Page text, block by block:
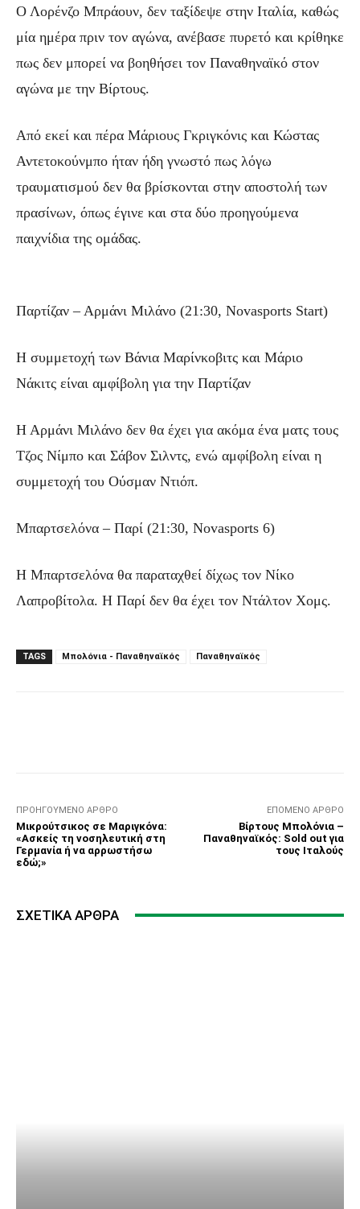
Ο Λορένζο Μπράουν, δεν ταξίδεψε στην Ιταλία, καθώς
μία ημέρα πριν τον αγώνα, ανέβασε πυρετό και κρίθηκε
πως δεν μπορεί να βοηθήσει τον Παναθηναϊκό στον
αγώνα με την Βίρτους.
Από εκεί και πέρα Μάριους Γκριγκόνις και Κώστας
Αντετοκούνμπο ήταν ήδη γνωστό πως λόγω
τραυματισμού δεν θα βρίσκονται στην αποστολή των
πρασίνων, όπως έγινε και στα δύο προηγούμενα
παιχνίδια της ομάδας.
Παρτίζαν – Αρμάνι Μιλάνο (21:30, Novasports Start)
Η συμμετοχή των Βάνια Μαρίνκοβιτς και Μάριο
Νάκιτς είναι αμφίβολη για την Παρτίζαν
Η Αρμάνι Μιλάνο δεν θα έχει για ακόμα ένα ματς τους
Τζος Νίμπο και Σάβον Σιλντς, ενώ αμφίβολη είναι η
συμμετοχή του Ούσμαν Ντιόπ.
Μπαρτσελόνα – Παρί (21:30, Novasports 6)
Η Μπαρτσελόνα θα παραταχθεί δίχως τον Νίκο
Λαπροβίτολα. Η Παρί δεν θα έχει τον Ντάλτον Χομς.
TAGS Μπολόνια - Παναθηναϊκός Παναθηναϊκός
ΠΡΟΗΓΟΎΜΕΝΟ ΆΡΘΡΟ
Μικρούτσικος σε Μαριγκόνα:
«Ασκείς τη νοσηλευτική στη
Γερμανία ή να αρρωστήσω
εδώ;»
ΕΠΌΜΕΝΟ ΆΡΘΡΟ
Βίρτους Μπολόνια –
Παναθηναϊκός: Sold out για
τους Ιταλούς
ΣΧΕΤΙΚΆ ΆΡΘΡΑ